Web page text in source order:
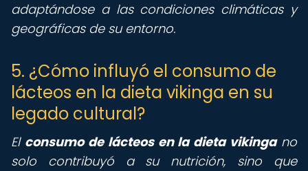
adaptándose a las condiciones climáticas y
geográficas de su entorno.
5. ¿Cómo influyó el consumo de
lácteos en la dieta vikinga en su
legado cultural?
El consumo de lácteos en la dieta vikingano
solo contribuyó a su nutrición, sino que